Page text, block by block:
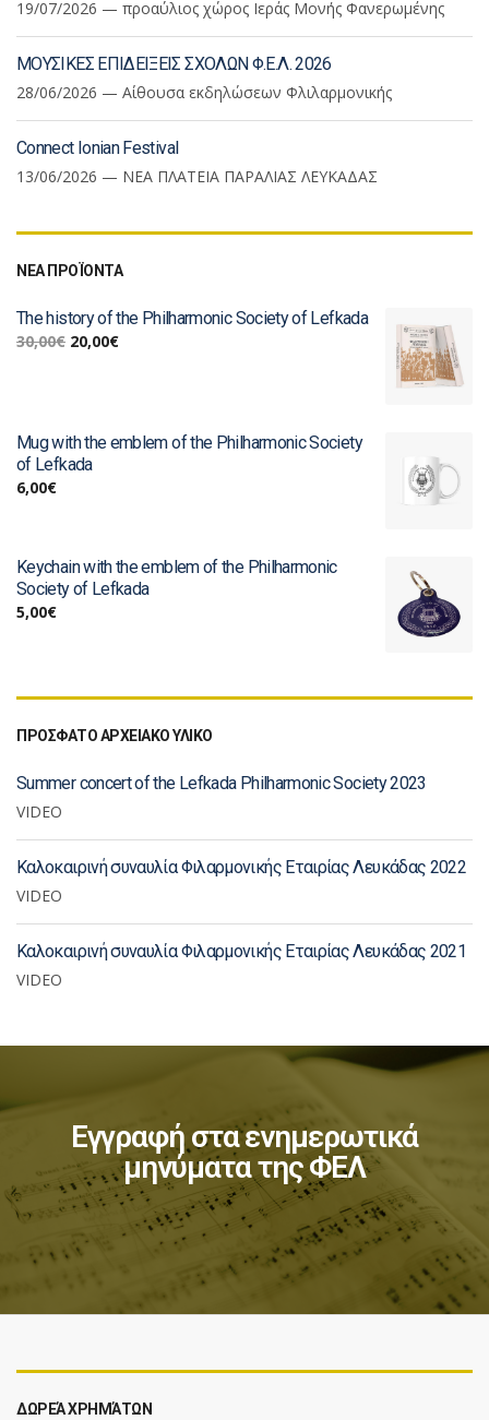
19/07/2026 — προαύλιος χώρος Ιεράς Μονής Φανερωμένης
ΜΟΥΣΙΚΕΣ ΕΠΙΔΕΙΞΕΙΣ ΣΧΟΛΩΝ Φ.Ε.Λ. 2026
28/06/2026 — Αίθουσα εκδηλώσεων Φλιλαρμονικής
Connect Ionian Festival
13/06/2026 — ΝΕΑ ΠΛΑΤΕΙΑ ΠΑΡΑΛΙΑΣ ΛΕΥΚΑΔΑΣ
ΝΕΑ ΠΡΟΪΟΝΤΑ
The history of the Philharmonic Society of Lefkada
30,00€ 20,00€
Mug with the emblem of the Philharmonic Society
of Lefkada
6,00€
Keychain with the emblem of the Philharmonic
Society of Lefkada
5,00€
ΠΡΟΣΦΑΤΟ ΑΡΧΕΙΑΚΟ ΥΛΙΚΟ
Summer concert of the Lefkada Philharmonic Society 2023
VIDEO
Καλοκαιρινή συναυλία Φιλαρμονικής Εταιρίας Λευκάδας 2022
VIDEO
Καλοκαιρινή συναυλία Φιλαρμονικής Εταιρίας Λευκάδας 2021
VIDEO
Εγγραφή στα ενημερωτικά
μηνύματα της ΦΕΛ
ΔΩΡΕΆ ΧΡΗΜΆΤΩΝ